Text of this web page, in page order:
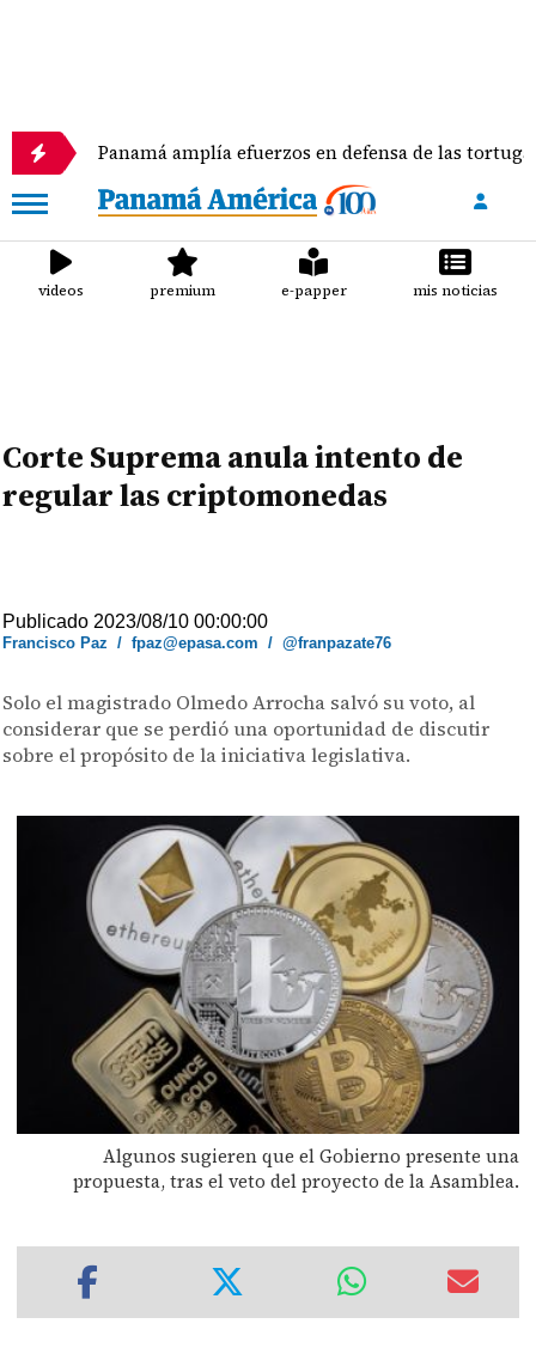
Panamá amplía efuerzos en defensa de las tortugas marinas
videos premium e-papper mis noticias
Corte Suprema anula intento de
regular las criptomonedas
Publicado 2023/08/10 00:00:00
Francisco Paz /fpaz@epasa.com /@franpazate76
Solo el magistrado Olmedo Arrocha salvó su voto, al
considerar que se perdió una oportunidad de discutir
sobre el propósito de la iniciativa legislativa.
Algunos sugieren que el Gobierno presente una
propuesta, tras el veto del proyecto de la Asamblea.